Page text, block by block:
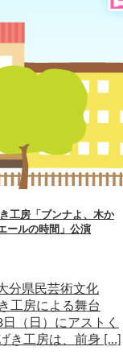
工房「ブンナよ、木か
ールの時間」公演
分県民芸術文化
工房による舞台
（日）にアストく
き工房は、前身 […]